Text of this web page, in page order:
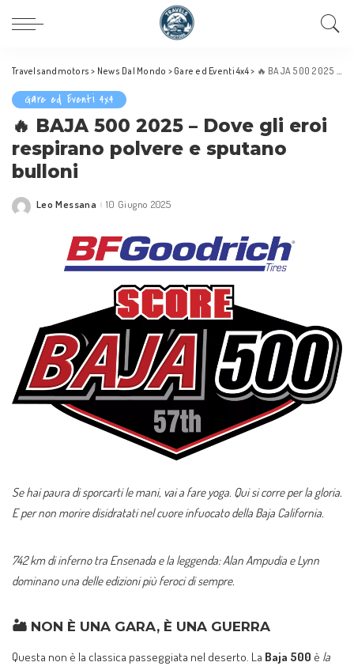
Travelsandmotors > News Dal Mondo > Gare ed Eventi 4x4> 🔥 BAJA 500 2025 – Dove gli eroi respirano polvere e sputano bulloni
Gare ed Eventi 4x4
🔥 BAJA 500 2025 – Dove gli eroi
respirano polvere e sputano
bulloni
Posted
Leo Messana 10 Giugno 2025
Se hai paura di sporcarti le mani, vai a fare yoga. Qui si corre per la gloria.
E per non morire disidratati nel cuore infuocato della Baja California.
742 km di inferno tra Ensenada e la leggenda: Alan Ampudia e Lynn
dominano una delle edizioni più feroci di sempre.
🏜️ NON È UNA GARA, È UNA GUERRA
Questa non è la classica passeggiata nel deserto. La Baja 500 è la